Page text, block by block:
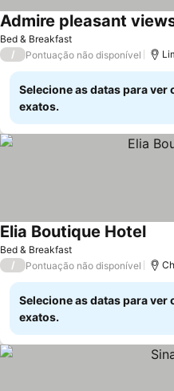
Bed & Breakfast
Admire pleasant
/ Pontuação não disponível
Selecione as datas para ver
exatos.
Bed & Breakfast
Elia Boutique HotelVer
/ Pontuação não disponível
Selecione as datas para ver
exatos.